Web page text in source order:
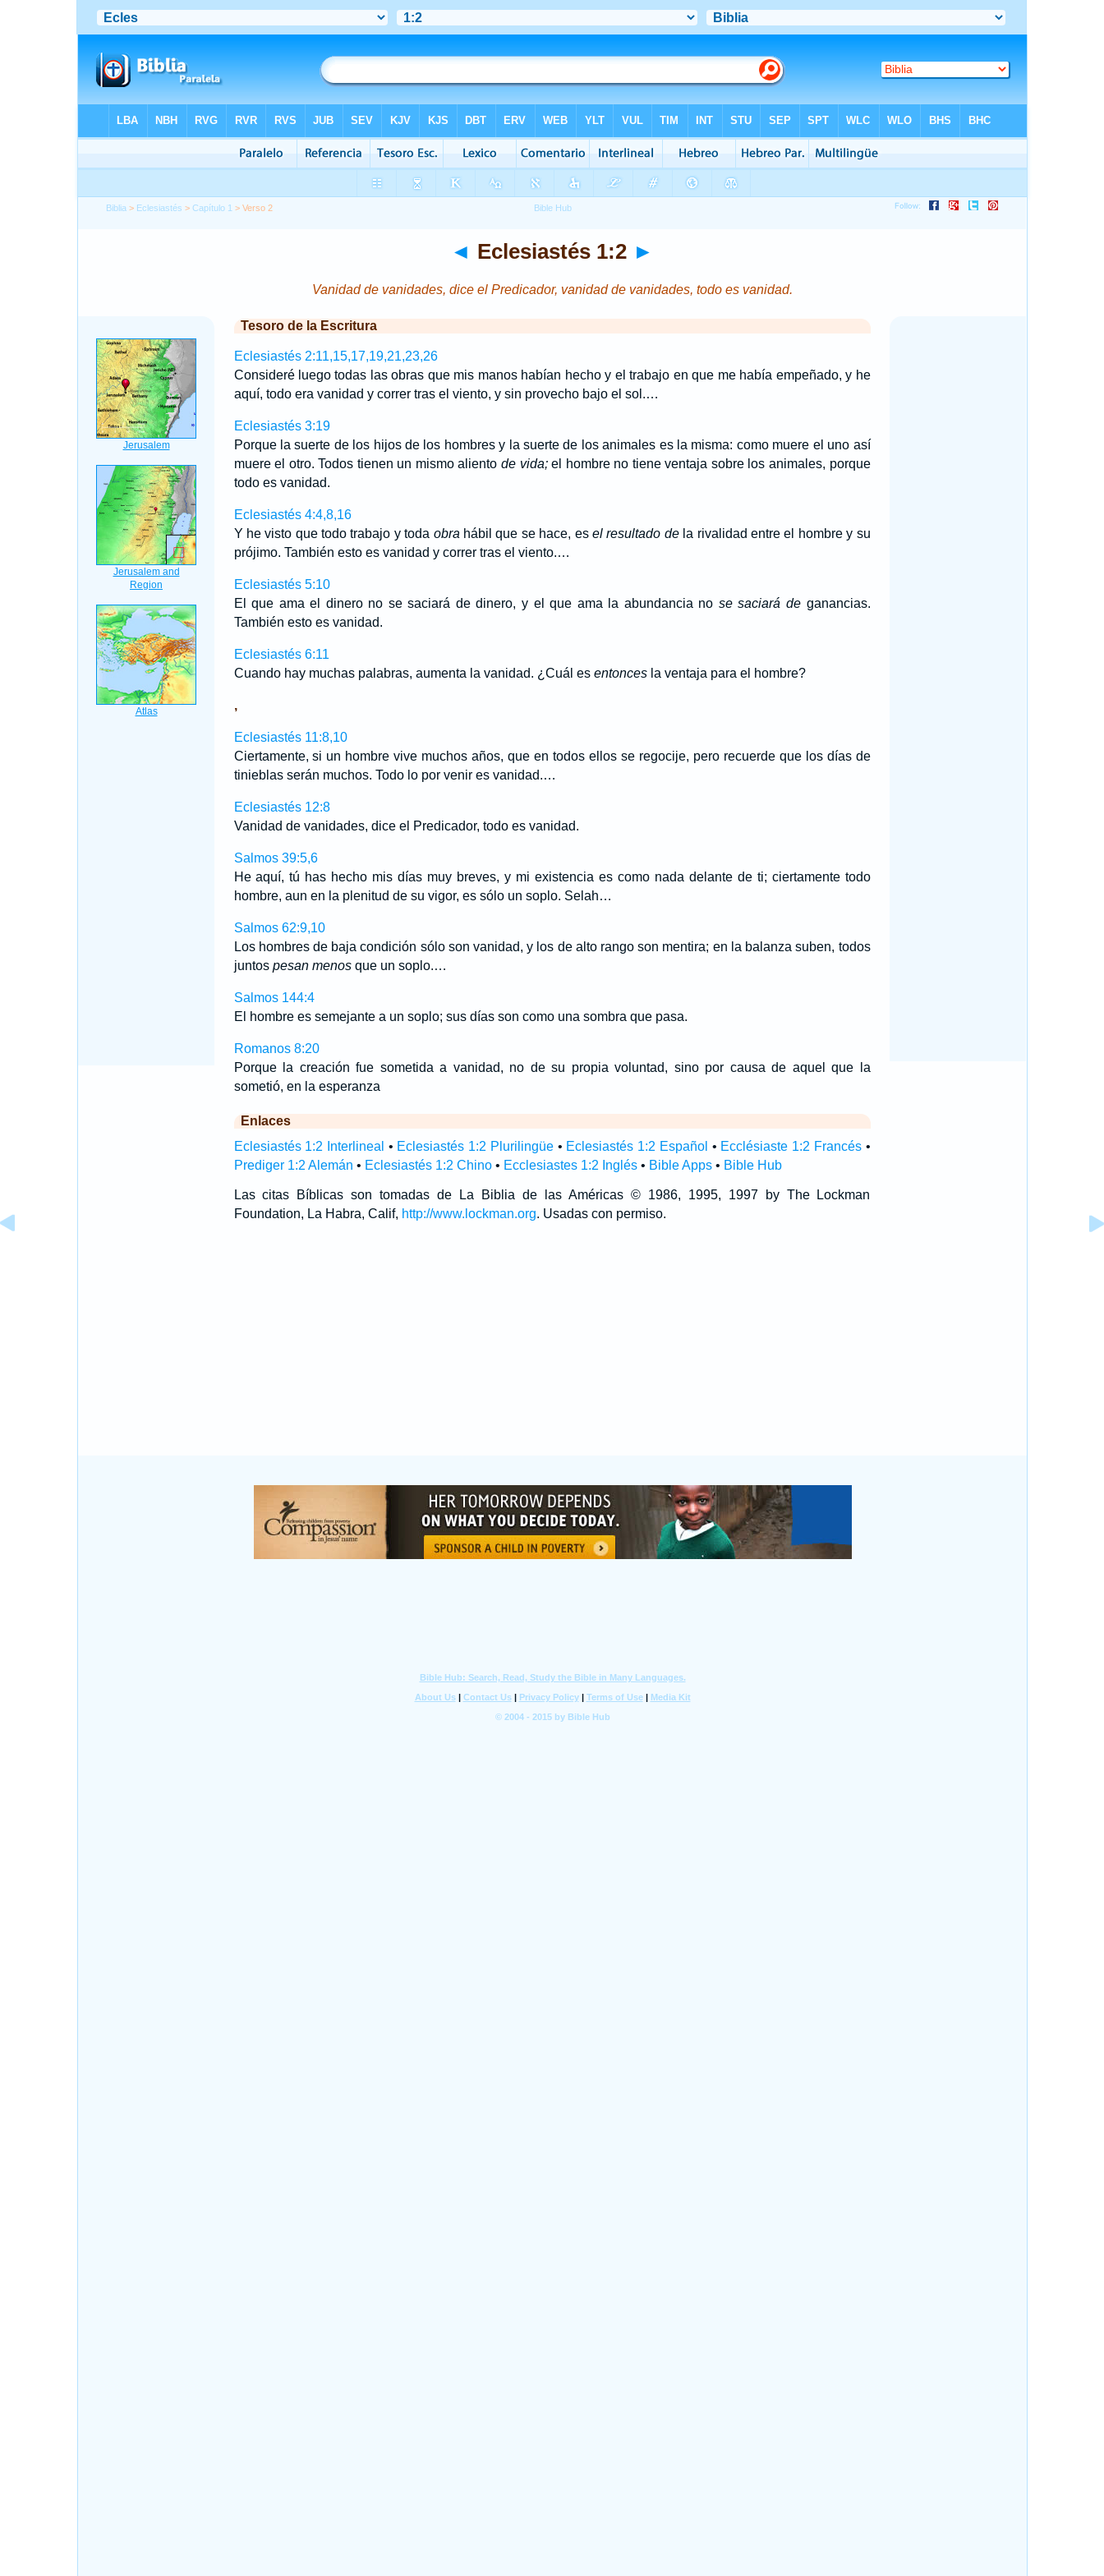
Biblia > Eclesiastés >Capítulo 1 > Verso 2
◄ Eclesiastés 1:2 ►
Vanidad de vanidades, dice el Predicador, vanidad de vanidades, todo es vanidad.
Tesoro de la Escritura
Eclesiastés 2:11,15,17,19,21,23,26
Consideré luego todas las obras que mis manos habían hecho y el trabajo en que me había empeñado, y he
aquí, todo era vanidad y correr tras el viento, y sin provecho bajo el sol.…
Eclesiastés 3:19
Porque la suerte de los hijos de los hombres y la suerte de los animales es la misma: como muere el uno así
muere el otro. Todos tienen un mismo aliento de vida;el hombre no tiene ventaja sobre los animales, porque
todo es vanidad.
Eclesiastés 4:4,8,16
Y he visto que todo trabajo y toda obra hábil que se hace, es el resultado dela rivalidad entre el hombre y su
prójimo. También esto es vanidad y correr tras el viento.…
Eclesiastés 5:10
El que ama el dinero no se saciará de dinero, y el que ama la abundancia no se saciará deganancias.
También esto es vanidad.
Eclesiastés 6:11
Cuando hay muchas palabras, aumenta la vanidad. ¿Cuál es entoncesla ventaja para el hombre?
,
Eclesiastés 11:8,10
Ciertamente, si un hombre vive muchos años, que en todos ellos se regocije, pero recuerde que los días de
tinieblas serán muchos. Todo lo por venir es vanidad.…
Eclesiastés 12:8
Vanidad de vanidades, dice el Predicador, todo es vanidad.
Salmos 39:5,6
He aquí, tú has hecho mis días muy breves, y mi existencia es como nada delante de ti; ciertamente todo
hombre, aun en la plenitud de su vigor, es sólo un soplo. Selah…
Salmos 62:9,10
Los hombres de baja condición sólo son vanidad, y los de alto rango son mentira; en la balanza suben, todos
juntos pesan menosque un soplo.…
Salmos 144:4
El hombre es semejante a un soplo; sus días son como una sombra que pasa.
Romanos 8:20
Porque la creación fue sometida a vanidad, no de su propia voluntad, sino por causa de aquel que la
sometió, en la esperanza
Enlaces
Eclesiastés 1:2 Interlineal • Eclesiastés 1:2 Plurilingüe• Eclesiastés 1:2 Español • Ecclésiaste 1:2 Francés•
Prediger 1:2 Alemán • Eclesiastés 1:2 Chino• Ecclesiastes 1:2 Inglés• Bible Apps• Bible Hub
Las citas Bíblicas son tomadas de La Biblia de las Américas © 1986, 1995, 1997 by The Lockman
Foundation, La Habra, Calif, http://www.lockman.org. Usadas con permiso.